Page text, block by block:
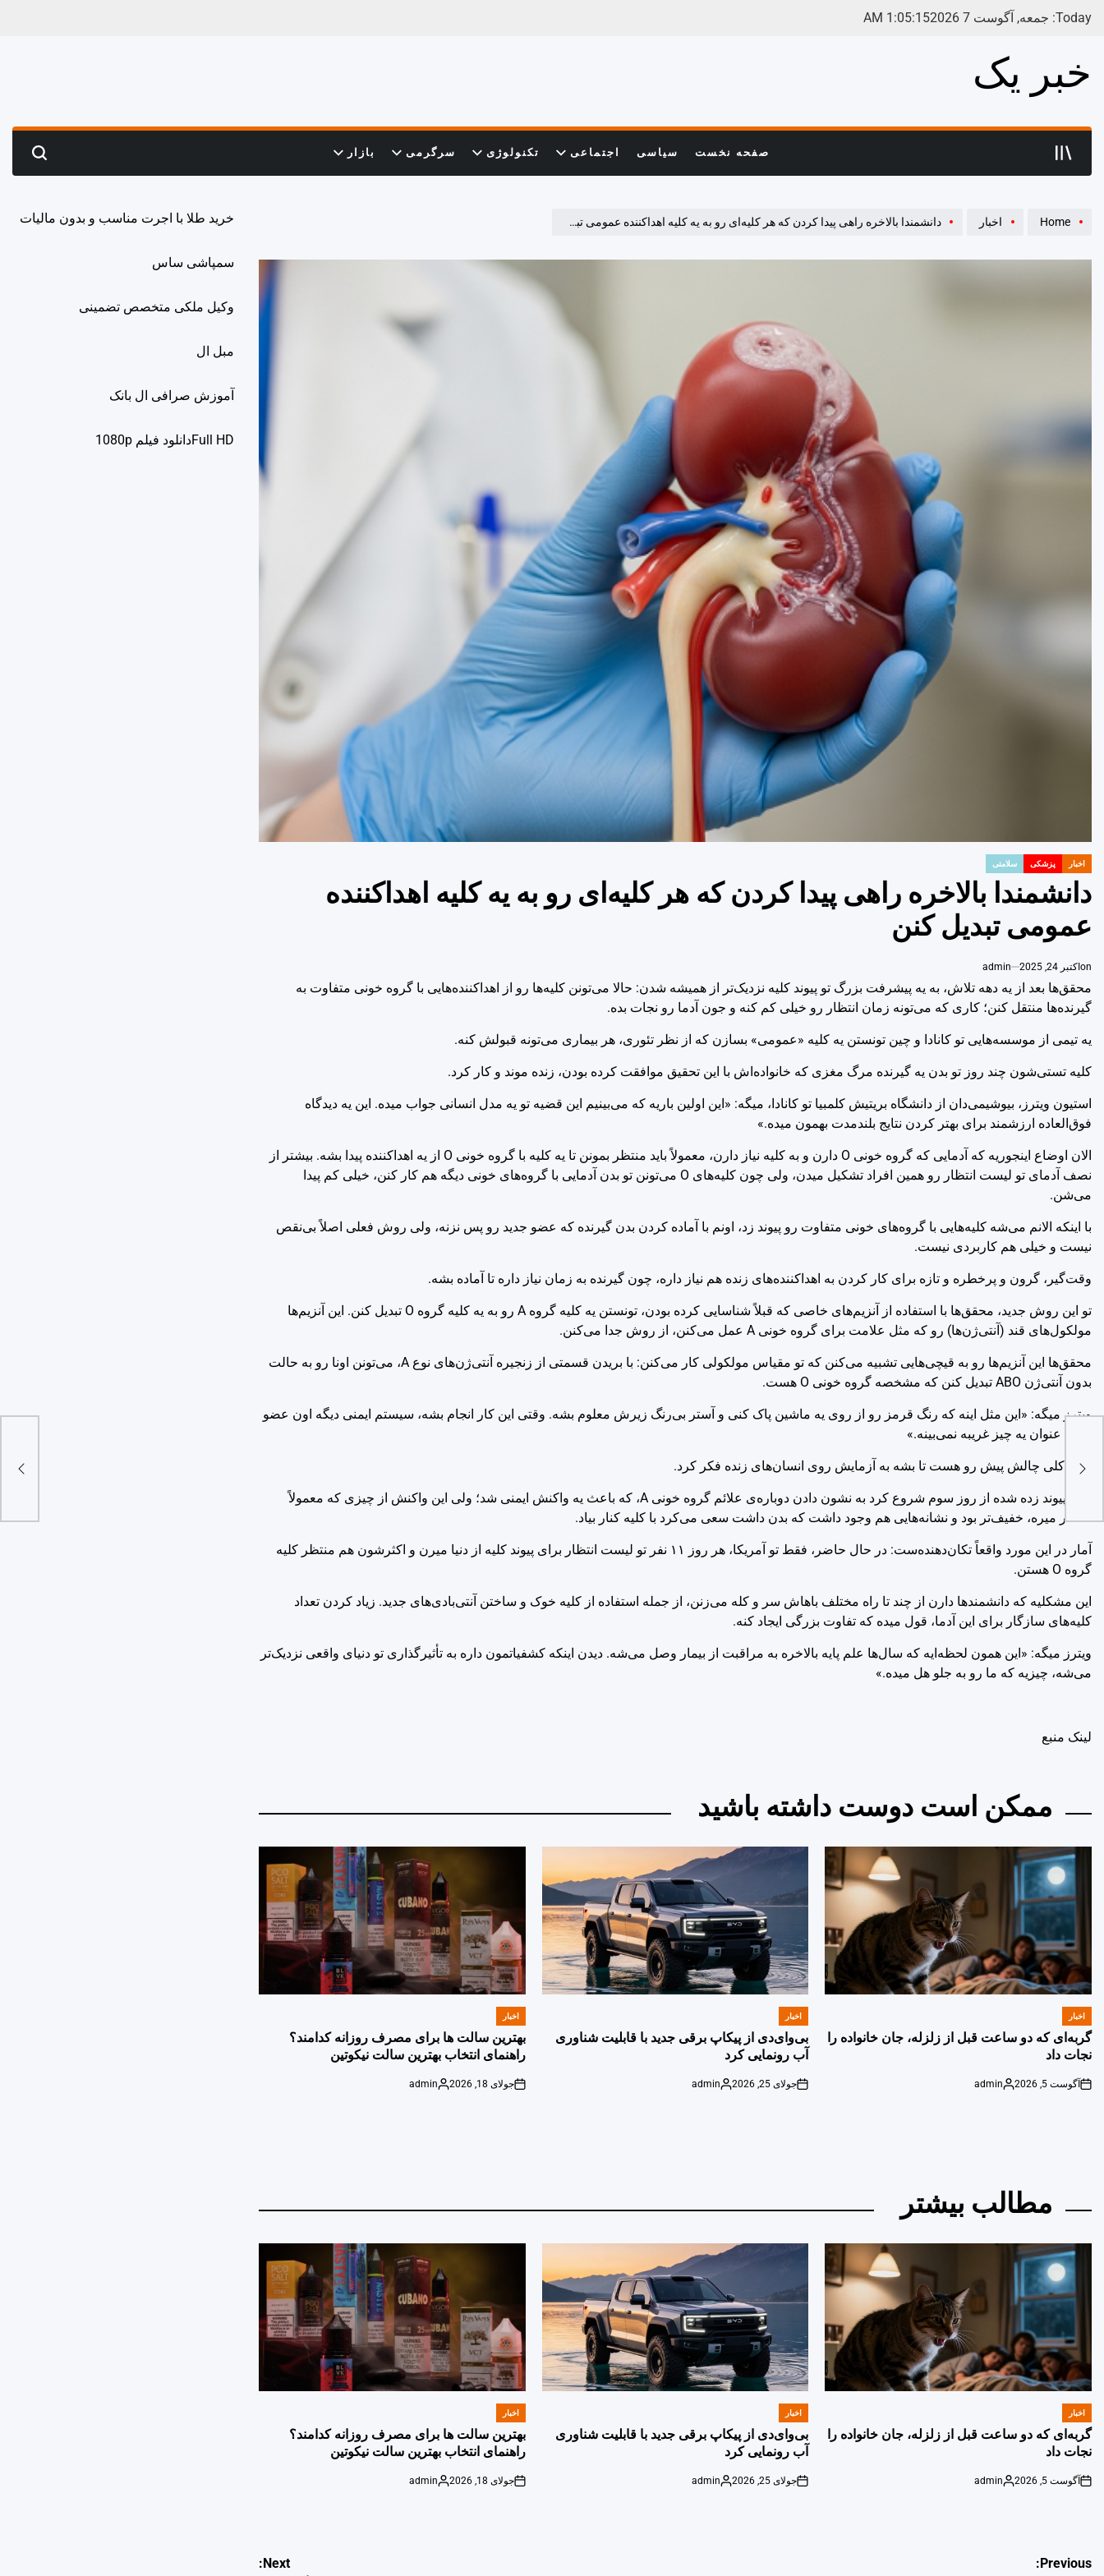
Today: جمعه, آگوست 7 2026 1 :05:16
AM
خبر یک
صفحه نخست سیاسی اجتماعی تکنولوژی سرگرمی بازار Search
Home اخبار دانشمندا بالاخره راهی پیدا کردن که هر کلیه‌ای رو به یه کلیه اهداکننده عمومی تبدیل کنن
POSTED
اخبار پزشکی سلامتی
دانشمندا بالاخره راهی پیدا کردن که هر کلیه‌ای رو به یه کلیه اهداکننده
عمومی تبدیل کنن
on اکتبر 24, 2025 admin
محقق‌ها بعد از یه دهه تلاش، به یه پیشرفت بزرگ تو پیوند کلیه نزدیک‌تر از همیشه‌ شدن: حالا می‌تونن کلیه‌ها رو از اهداکننده‌هایی با گروه خونی متفاوت به
گیرنده‌ها منتقل کنن؛ کاری که می‌تونه زمان انتظار رو خیلی کم کنه و جون آدما رو نجات بده.
یه تیمی از موسسه‌هایی تو کانادا و چین تونستن یه کلیه «عمومی» بسازن که از نظر تئوری، هر بیماری می‌تونه قبولش کنه.
کلیه تستی‌شون چند روز تو بدن یه گیرنده مرگ مغزی که خانواده‌اش با این تحقیق موافقت کرده بودن، زنده موند و کار کرد.
استیون ویترز، بیوشیمی‌دان از دانشگاه بریتیش کلمبیا تو کانادا، میگه: «این اولین باریه که می‌بینیم این قضیه تو یه مدل انسانی جواب میده. این یه دیدگاه
فوق‌العاده ارزشمند برای بهتر کردن نتایج بلندمدت بهمون میده.»
الان اوضاع اینجوریه که آدمایی که گروه خونی O دارن و به کلیه نیاز دارن، معمولاً باید منتظر بمونن تا یه کلیه با گروه خونی O از یه اهداکننده پیدا بشه. بیشتر از
نصف آدمای تو لیست انتظار رو همین افراد تشکیل میدن، ولی چون کلیه‌های O می‌تونن تو بدن آدمایی با گروه‌های خونی دیگه هم کار کنن، خیلی کم پیدا
می‌شن.
با اینکه الانم می‌شه کلیه‌هایی با گروه‌های خونی متفاوت رو پیوند زد، اونم با آماده کردن بدن گیرنده که عضو جدید رو پس نزنه، ولی روش فعلی اصلاً بی‌نقص
نیست و خیلی هم کاربردی نیست.
وقت‌گیر، گرون و پرخطره و تازه برای کار کردن به اهداکننده‌های زنده هم نیاز داره، چون گیرنده به زمان نیاز داره تا آماده بشه.
تو این روش جدید، محقق‌ها با استفاده از آنزیم‌های خاصی که قبلاً شناسایی کرده بودن، تونستن یه کلیه گروه A رو به یه کلیه گروه O تبدیل کنن. این آنزیم‌ها
مولکول‌های قند (آنتی‌ژن‌ها) رو که مثل علامت برای گروه خونی A عمل می‌کنن، از روش جدا می‌کنن.
محقق‌ها این آنزیم‌ها رو به قیچی‌هایی تشبیه می‌کنن که تو مقیاس مولکولی کار می‌کنن: با بریدن قسمتی از زنجیره آنتی‌ژن‌های نوع A، می‌تونن اونا رو به حالت
بدون آنتی‌ژن ABO تبدیل کنن که مشخصه گروه خونی O هست.
ویترز میگه: «این مثل اینه که رنگ قرمز رو از روی یه ماشین پاک کنی و آستر بی‌رنگ زیرش معلوم بشه. وقتی این کار انجام بشه، سیستم ایمنی دیگه اون عضو
رو به عنوان یه چیز غریبه نمی‌بینه.»
هنوز کلی چالش پیش رو هست تا بشه به آزمایش روی انسان‌های زنده فکر کرد.
کلیه پیوند زده شده از روز سوم شروع کرد به نشون دادن دوباره‌ی علائم گروه خونی A، که باعث یه واکنش ایمنی شد؛ ولی این واکنش از چیزی که معمولاً
انتظار میره، خفیف‌تر بود و نشانه‌هایی هم وجود داشت که بدن داشت سعی می‌کرد با کلیه کنار بیاد.
آمار در این مورد واقعاً تکان‌دهنده‌ست: در حال حاضر، فقط تو آمریکا، هر روز ۱۱ نفر تو لیست انتظار برای پیوند کلیه از دنیا میرن و اکثرشون هم منتظر کلیه
گروه O هستن.
این مشکلیه که دانشمندها دارن از چند تا راه مختلف باهاش سر و کله می‌زنن، از جمله استفاده از کلیه خوک و ساختن آنتی‌بادی‌های جدید. زیاد کردن تعداد
کلیه‌های سازگار برای این آدما، قول میده که تفاوت بزرگی ایجاد کنه.
ویترز میگه: «این همون لحظه‌ایه که سال‌ها علم پایه بالاخره به مراقبت از بیمار وصل می‌شه. دیدن اینکه کشفیاتمون داره به تأثیرگذاری تو دنیای واقعی نزدیک‌تر
می‌شه، چیزیه که ما رو به جلو هل میده.»
لينک منبع
ممکن است دوست داشته باشید
POSTED
IN
اخبار
گربه‌ای که دو ساعت قبل از زلزله، جان خانواده را
نجات داد
on
آگوست 5, 2026
Posted
admin
POSTED
اخبار
بی‌وای‌دی از پیکاپ برقی جدید با قابلیت شناوری
آب رونمایی کرد
on
جولای 25, 2026
Posted
admin
POSTED
اخبار
بهترین سالت ها برای مصرف روزانه کدامند؟
راهنمای انتخاب بهترین سالت نیکوتین
on
جولای 18, 2026
Posted
admin
مطالب بیشتر
POSTED
IN
اخبار
گربه‌ای که دو ساعت قبل از زلزله، جان خانواده را
نجات داد
on
آگوست 5, 2026
Posted
admin
POSTED
اخبار
بی‌وای‌دی از پیکاپ برقی جدید با قابلیت شناوری
آب رونمایی کرد
on
جولای 25, 2026
Posted
admin
POSTED
اخبار
بهترین سالت ها برای مصرف روزانه کدامند؟
راهنمای انتخاب بهترین سالت نیکوتین
on
جولای 18, 2026
Posted
admin
راهبری
Previous:
Next:
خرید طلا با اجرت مناسب و بدون مالیات
سمپاشی ساس
وکیل ملکی متخصص تضمینی
مبل ال
آموزش صرافی ال بانک
Full HDدانلود فيلم 1080p